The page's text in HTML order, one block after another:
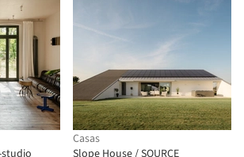
studio
Casas
Slope House / SOURCE